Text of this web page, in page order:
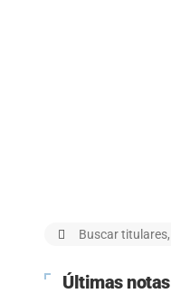
Últimas notas